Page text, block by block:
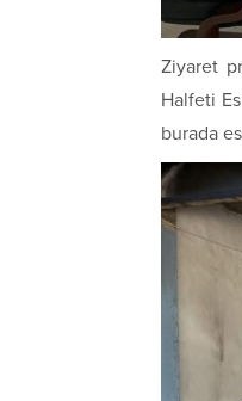
Ziyaret
Halfeti
burada